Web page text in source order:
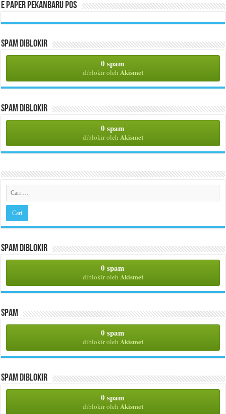
E Paper Pekanbaru Pos
Spam Diblokir
0 spam
diblokir oleh Akismet
Spam Diblokir
0 spam
diblokir oleh Akismet
Spam Diblokir
0 spam
diblokir oleh Akismet
Spam
0 spam
diblokir oleh Akismet
Spam Diblokir
0 spam
diblokir oleh Akismet